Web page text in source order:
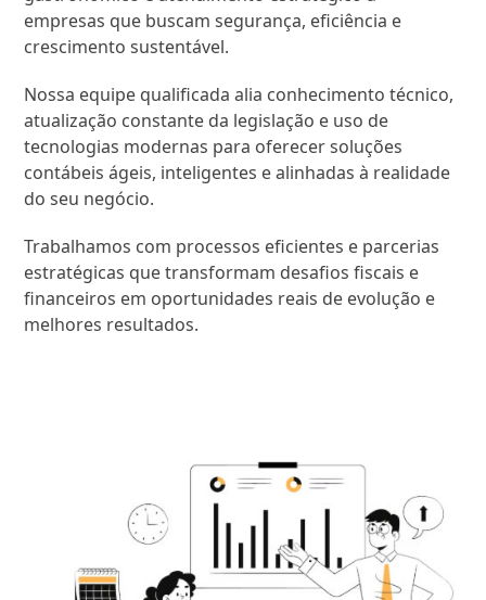
empresas que buscam segurança, eficiência e
crescimento sustentável.
Nossa equipe qualificada alia conhecimento técnico,
atualização constante da legislação e uso de
tecnologias modernas para oferecer soluções
contábeis ágeis, inteligentes e alinhadas à realidade
do seu negócio.
Trabalhamos com processos eficientes e parcerias
estratégicas que transformam desafios fiscais e
financeiros em oportunidades reais de evolução e
melhores resultados.